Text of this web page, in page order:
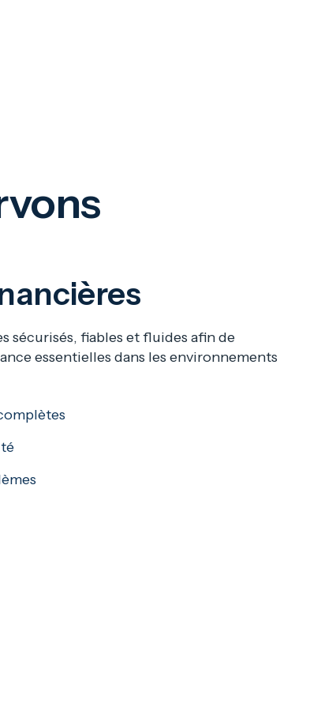
sécurisés, fiables et fluides afin de
essentielles dans les environnements